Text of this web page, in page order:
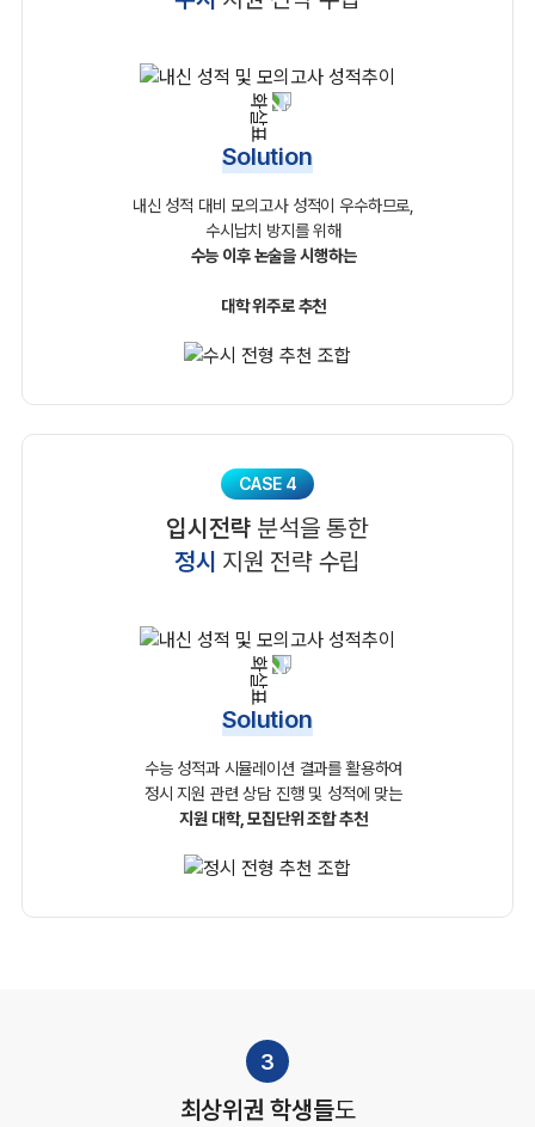
Solution
내신 성적 대비 모의고사 성적이 우수하므로,
수시납치 방지를 위해
수능 이후 논술을 시행하는
대학 위주로 추천
CASE 4
입시전략 분석을 통한
정시 지원 전략 수립
Solution
수능 성적과 시뮬레이션 결과를 활용하여
정시 지원 관련상담 진행 및 성적에 맞는
지원 대학, 모집단위 조합 추천
3
최상위권 학생들도